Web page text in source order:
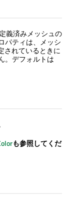
義済みメッシュの
パティは、メッシ
されているときに
。デフォルトは
も参照してくだ